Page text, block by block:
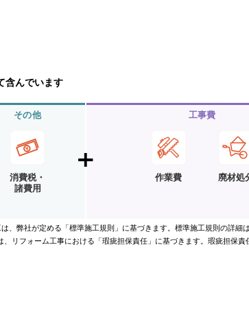
含んでいます
その他
消費税・
諸費用
工事費
作業費 廃材処
、弊社が定める「標準施工規則」に基づきます。標準施工規則の詳細は
、リフォーム工事における「瑕疵担保責任」に基づきます。瑕疵担保責